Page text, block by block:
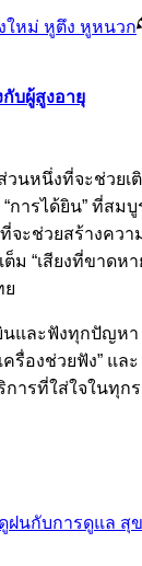
บผู้สูงอายุ
ส่วนหนึ่งที่จะช่วย
“การได้ยิน” ที่ส
จะช่วยสร้างคว
ม “เสียงที่ขาดห
ย
นและฟังทุกปัญหา
รื่องช่วยฟัง” และ
รที่ใส่ใจในทุกร